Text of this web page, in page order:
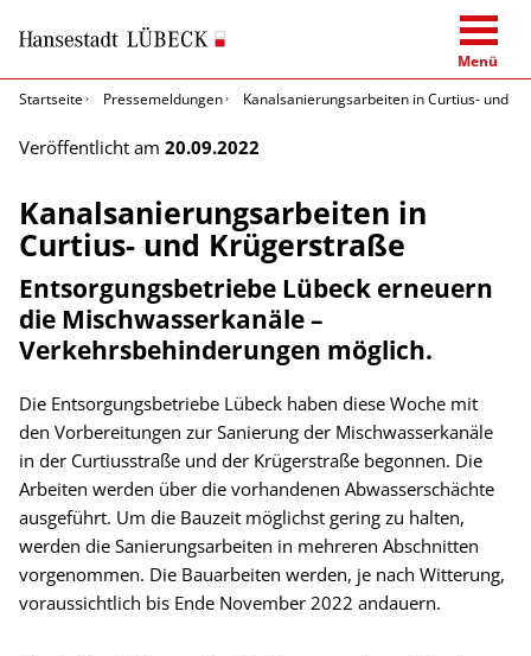
Menü
Startseite
Pressemeldungen Kanalsanierungsarbeiten in Curtius- und
Veröffentlicht am 20.09.2022
Kanalsanierungsarbeiten in
Curtius- und Krügerstraße
Entsorgungsbetriebe Lübeck erneuern
die Mischwasserkanäle –
Verkehrsbehinderungen möglich.
Die Entsorgungsbetriebe Lübeck haben diese Woche mit
den Vorbereitungen zur Sanierung der Mischwasserkanäle
in der Curtiusstraße und der Krügerstraße begonnen. Die
Arbeiten werden über die vorhandenen Abwasserschächte
ausgeführt. Um die Bauzeit möglichst gering zu halten,
werden die Sanierungsarbeiten in mehreren Abschnitten
vorgenommen. Die Bauarbeiten werden, je nach Witterung,
voraussichtlich bis Ende November 2022 andauern.